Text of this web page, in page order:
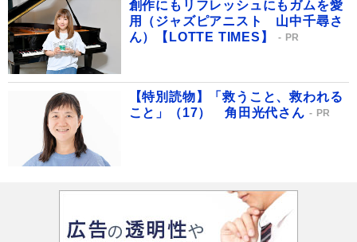
創作にもリフレッシュにもガムを愛
用（ジャズピアニスト 山中千尋さ
ん）【LOTTE TIMES】
PR
【特別読物】「救うこと、救われる
こと」（17） 角田光代さん
PR